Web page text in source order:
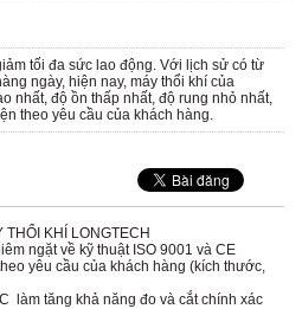
tối đa sức lao động. Với lịch sử có từ
ngày, hiện nay, máy thổi khí của
nhất, độ ồn thấp nhất, độ rung nhỏ nhất,
theo yêu cầu của khách hàng.
KHÍ LONGTECH
ngặt về kỹ thuật ISO 9001 và CE
yêu cầu của khách hàng (kích thước,
tăng khả năng đo và cắt chính xác